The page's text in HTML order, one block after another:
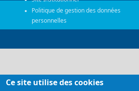
Politique de gestion des données
personnelles
Ce site utilise des cookies